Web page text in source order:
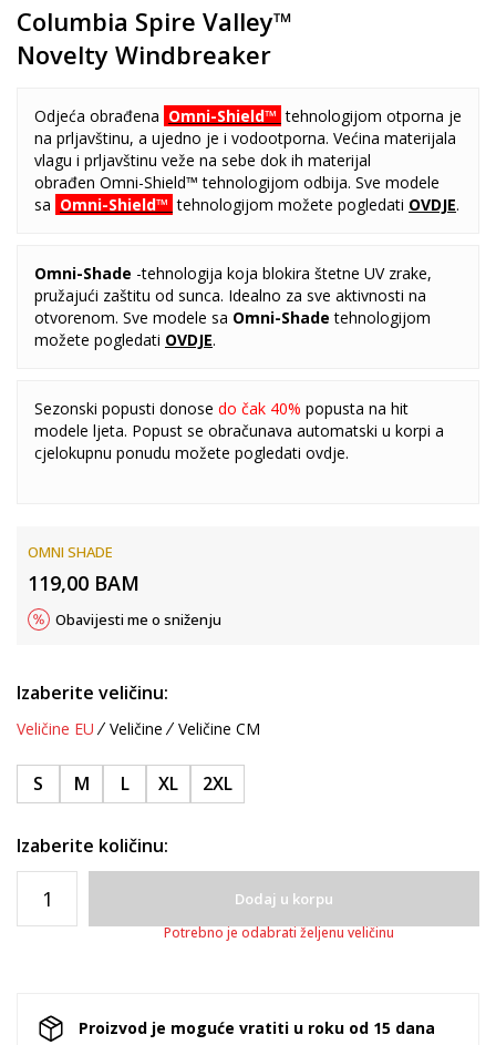
Columbia Spire Valley™
Novelty Windbreaker
Odjeća obrađena Omni-Shield™ tehnologijom otporna je
na prljavštinu, a ujedno je i vodootporna. Većina materijala
vlagu i prljavštinu veže na sebe dok ih materijal
obrađen Omni-Shield™ tehnologijom odbija. Sve modele
sa Omni-Shield™ tehnologijom možete pogledati OVDJE.
Omni-Shade -tehnologija koja blokira štetne UV zrake,
pružajući zaštitu od sunca. Idealno za sve aktivnosti na
otvorenom. Sve modele sa Omni-Shade tehnologijom
možete pogledati OVDJE.
Sezonski popusti donose do čak 40% popusta na hit
modele ljeta. Popust se obračunava automatski u korpi a
cjelokupnu ponudu možete pogledati ovdje.
OMNI SHADE
119,00 BAM
Obavijesti me o sniženju
Izaberite veličinu:
Veličine EU Veličine Veličine CM
S M L XL 2XL
Izaberite količinu:
Dodaj u korpu
Potrebno je odabrati željenu veličinu
Proizvod je moguće vratiti u roku od 15 dana